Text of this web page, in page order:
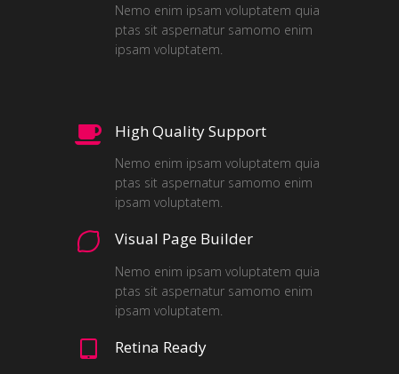
Nemo enim ipsam voluptatem quia
ptas sit aspernatur samomo enim
ipsam voluptatem.
High Quality Support
Nemo enim ipsam voluptatem quia
ptas sit aspernatur samomo enim
ipsam voluptatem.
Visual Page Builder
Nemo enim ipsam voluptatem quia
ptas sit aspernatur samomo enim
ipsam voluptatem.
Retina Ready